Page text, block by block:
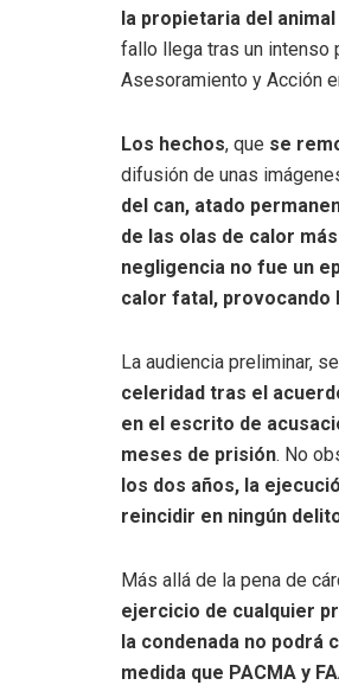
la propietaria del
fallo llega tras un intenso
Asesoramiento y Acción
Los hechos, que se
difusión de unas
del can, atado
de las olas de calor
negligencia no fue un
calor fatal, provocando
La audiencia preliminar,
celeridad tras el
en el escrito de
meses de prisión. No
los dos años, la
reincidir en ningún
Más allá de la pena de
ejercicio de cualquier
la condenada no podrá
medida que PACMA y